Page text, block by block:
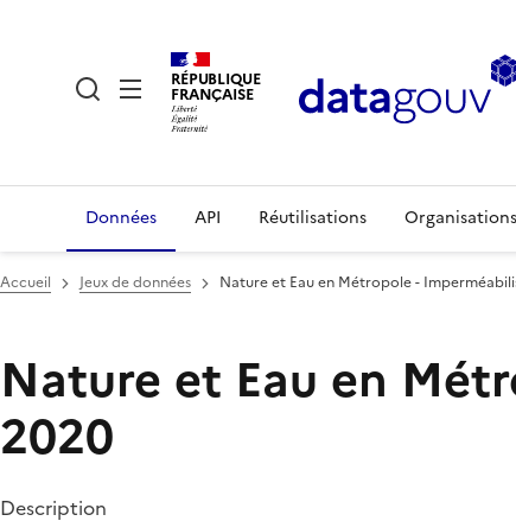
RÉPUBLIQUE
FRANÇAISE
Données API Réutilisations Organisations
Accueil Jeux de données Nature et Eau en Métropole -
Nature et Eau en
2020
Description